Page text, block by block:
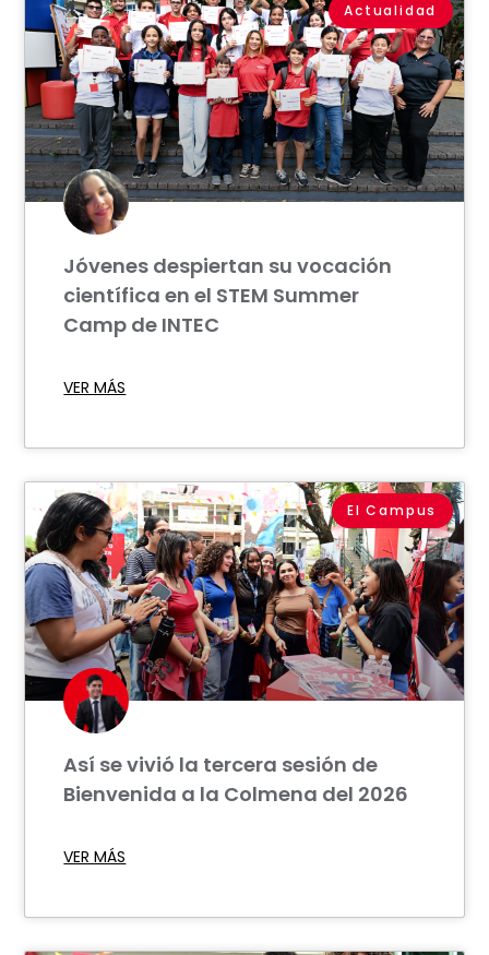
Actualidad
Jóvenes despiertan su vocación
científica en el STEM Summer
Camp de INTEC
VER MÁS
El Campus
Así se vivió la tercera sesión de
Bienvenida a la Colmena del 2026
VER MÁS